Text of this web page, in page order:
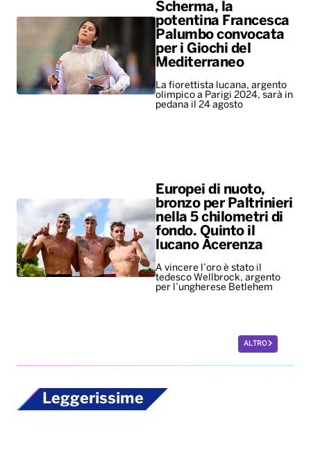
Scherma, la
potentina Francesca
Palumbo convocata
per i Giochi del
Mediterraneo
La fiorettista lucana, argento
olimpico a Parigi 2024, sarà in
pedana il 24 agosto
Europei di nuoto,
bronzo per Paltrinieri
nella 5 chilometri di
fondo. Quinto il
lucano Acerenza
A vincere l’oro è stato il
tedesco Wellbrock, argento
per l’ungherese Betlehem
ALTRO
Leggerissime